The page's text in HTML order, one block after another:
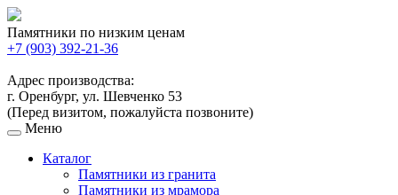
Памятники по низким ценам
+7 (903) 392-21-36
Адрес производства:
г. Оренбург, ул. Шевченко 53
(Перед визитом, пожалуйста позвоните)
Меню
Каталог
Памятники из гранита
Памятники из мрамора